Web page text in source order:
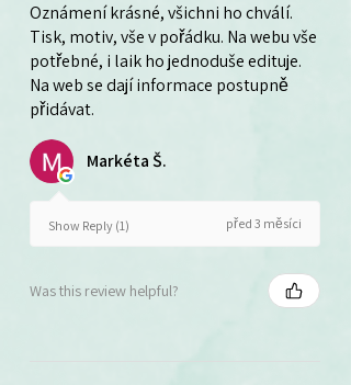
Oznámení krásné, všichni ho chválí.
Tisk, motiv, vše v pořádku. Na webu vše
potřebné, i laik ho jednoduše edituje.
Na web se dají informace postupně
přidávat.
Markéta Š.
Show Reply (1) před 3 měsíci
Was this review helpful?